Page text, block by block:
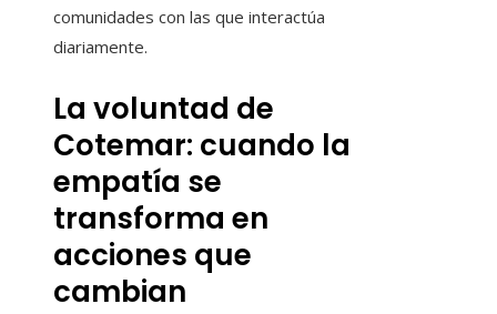
comunidades con las que interactúa
diariamente.
La voluntad de
Cotemar: cuando la
empatía se
transforma en
acciones que
cambian